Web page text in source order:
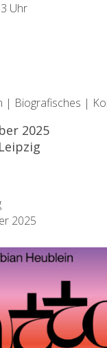
Uhr
| Biografisches |
2025
2025